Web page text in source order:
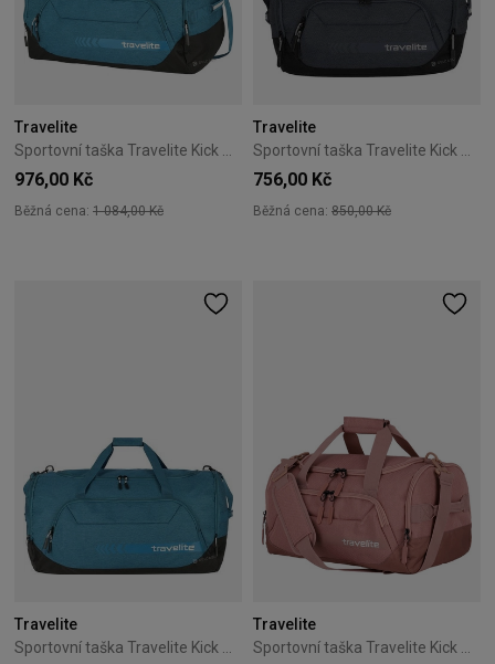
Travelite
976,00 Kč
Běžná cena: 1 084,00 Kč
Travelite
756,00 Kč
Běžná cena: 850,00 Kč
Travelite
Travelite